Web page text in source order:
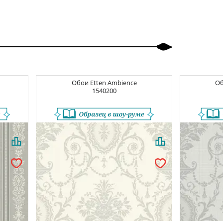
Обои Etten Ambience
1540200